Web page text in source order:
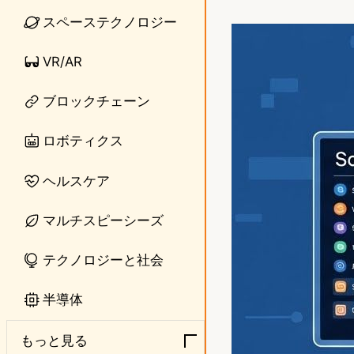
スペーステクノロジー
VR/AR
ブロックチェーン
ロボティクス
ヘルスケア
マルチスピーシーズ
テクノロジーと社会
半導体
もっと見る
o
n